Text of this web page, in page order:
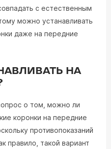
с естественным
можно устанавливать
даже на передние
НА
о том, можно ли
коронки на передние
противопоказаний
правило, такой вариант